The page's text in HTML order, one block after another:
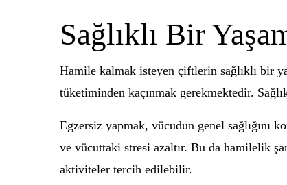
Sağlıklı Bir
Hamile kalmak isteyen çiftlerin sağlıklı bir
tüketiminden kaçınmak gerekmektedir.
Egzersiz yapmak, vücudun genel sağlığını
ve vücuttaki stresi azaltır. Bu da hamilelik
aktiviteler tercih edilebilir.